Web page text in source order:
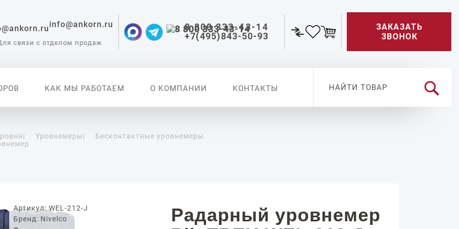
info@ankorn.ru
связи с отделом продаж
8 800 333-43-14
+7(495)843-50-93
ЗАКАЗАТЬ
ЗВОНОК
КАК МЫ РАБОТАЕМ О КОМПАНИИ КОНТАКТЫ
для
| Уровнемеры|
Бесконтактные уровнемеры
Артикул: WEL-212-J
Бренд: Nivelco
Радарный уровнемер